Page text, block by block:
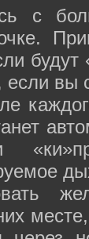
с
будут
если вы